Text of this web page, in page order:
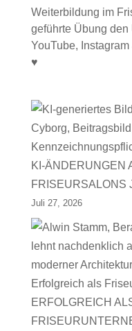
Weiterbildung im
geführte Übung
YouTube,
♥
KI-ÄNDERUNGEN
FRISEURSALONS
Juli 27, 2026
ERFOLGREICH